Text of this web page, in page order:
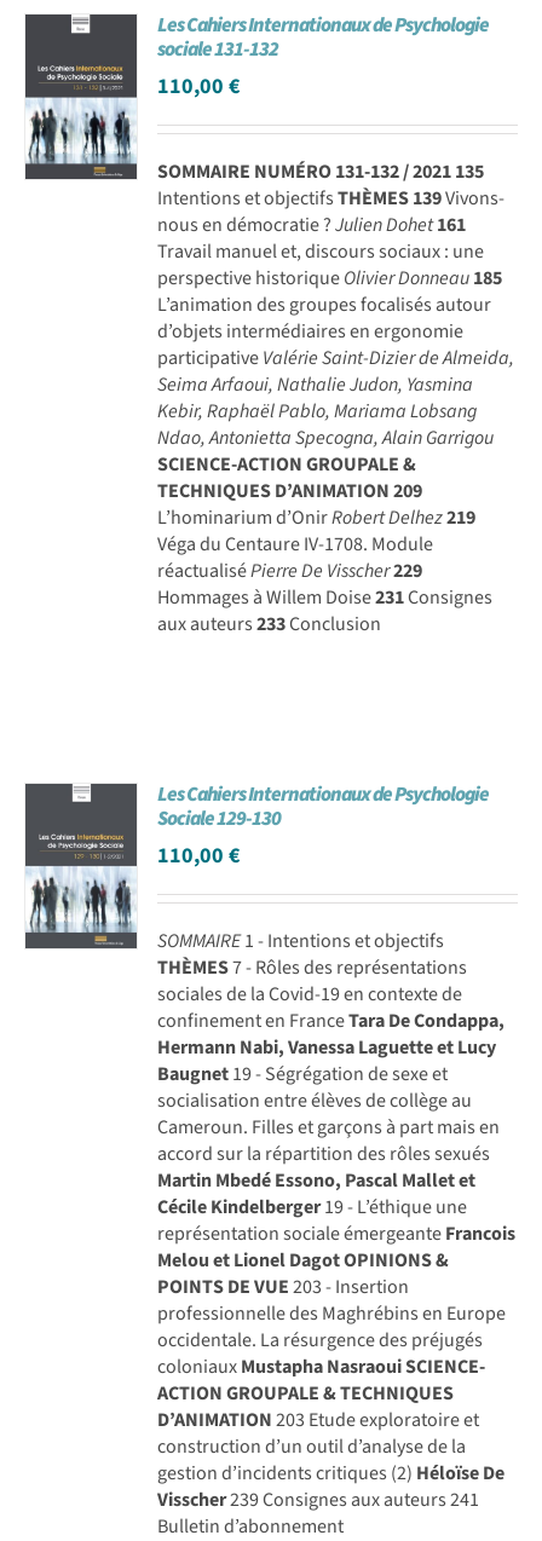
Achat en ligne
Panier WooCommerce
Les Cahiers Internationaux de Psychologie
sociale 131-132
110,00€
SOMMAIRE NUMÉRO 131-132 / 2021135
Intentions et objectifsTHÈMES139Vivons-
nous en démocratie ?Julien Dohet161
Travail manuel et, discours sociaux : une
perspective historiqueOlivier Donneau185
L’animation des groupes focalisés autour
d’objets intermédiaires en ergonomie
participativeValérie Saint-Dizier de Almeida,
Seima Arfaoui, Nathalie Judon, Yasmina
Kebir, Raphaël Pablo, Mariama Lobsang
Ndao, Antonietta Specogna, Alain Garrigou
SCIENCE-ACTION GROUPALE &
TECHNIQUES D’ANIMATION209
L’hominarium d’OnirRobert Delhez219
Véga du Centaure IV-1708. Module
réactualiséPierre De Visscher229
Hommages à Willem Doise231Consignes
aux auteurs233Conclusion
Les Cahiers Internationaux de Psychologie
Sociale 129-130
110,00€
SOMMAIRE1 - Intentions et objectifs
THÈMES7 - Rôles des représentations
sociales de la Covid-19 en contexte de
confinement en FranceTara De Condappa,
Hermann Nabi, Vanessa Laguette et Lucy
Baugnet19 - Ségrégation de sexe et
socialisation entre élèves de collège au
Cameroun. Filles et garçons à part mais en
accord sur la répartition des rôles sexués
Martin Mbedé Essono, Pascal Mallet et
Cécile Kindelberger19 - L’éthique une
représentation sociale émergeanteFrancois
Melou et Lionel DagotOPINIONS &
POINTS DE VUE203 - Insertion
professionnelle des Maghrébins en Europe
occidentale. La résurgence des préjugés
coloniauxMustapha NasraouiSCIENCE-
ACTION GROUPALE & TECHNIQUES
D’ANIMATION203 Etude exploratoire et
construction d’un outil d’analyse de la
gestion d’incidents critiques (2) Héloïse De
Visscher239 Consignes aux auteurs 241
Bulletin d’abonnement